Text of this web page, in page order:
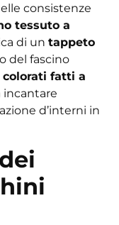
consistenze
tessuto a
di un tappeto
del fascino
fatti a
incantare
d’interni in